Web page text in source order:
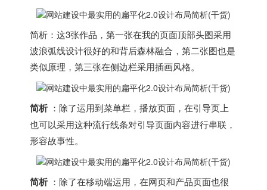
简析：这3张作品，第一张在我的页面顶部头图采用
波浪弧线设计很好的和背后森林融合，第二张图也是
类似原理，第三张在侧边栏采用插画风格。
简析 ：除了运用到菜单栏，播放页面，在引导页上
也可以采用这种流行线条对引导页面内容进行串联，
形容故事性。
简析 ：除了在移动端运用，在网页和产品页面也很